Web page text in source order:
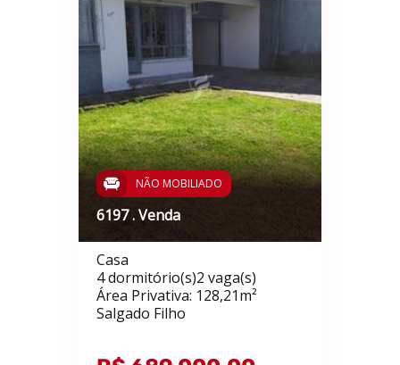
NÃO MOBILIADO
6197 . Venda
Casa
4 dormitório(s)2 vaga(s)
Área Privativa: 128,21m²
Salgado Filho